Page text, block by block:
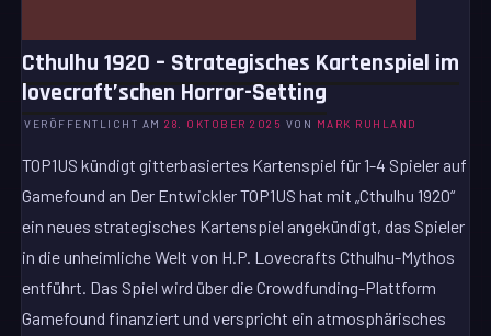
Cthulhu 1920 – Strategisches Kartenspiel im
lovecraft’schen Horror-Setting
VERÖFFENTLICHT AM28. OKTOBER 2025 VON MARK RUHLAND
TOP1US kündigt gitterbasiertes Kartenspiel für 1-4 Spieler auf
Gamefound an Der Entwickler TOP1US hat mit „Cthulhu 1920“
ein neues strategisches Kartenspiel angekündigt, das Spieler
in die unheimliche Welt von H.P. Lovecrafts Cthulhu-Mythos
entführt. Das Spiel wird über die Crowdfunding-Plattform
Gamefound finanziert und verspricht ein atmosphärisches